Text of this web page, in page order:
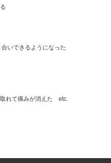
いできるようになった
れて痛みが消えた etc.